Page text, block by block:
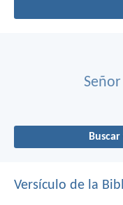
Señor
Versículo de la